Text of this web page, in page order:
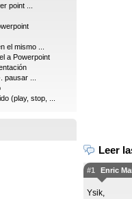
point ...
el mismo ...
a Powerpoint
...
(play, stop, ...
Leer
#1 Enric
Ysik,